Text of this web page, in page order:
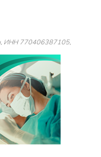
ИНН 770406387105,